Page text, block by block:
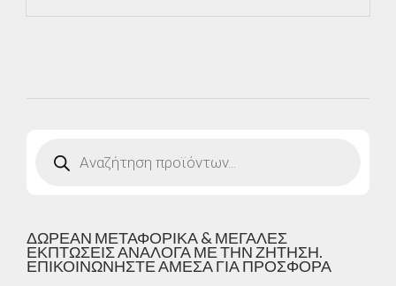
search
ΔΩΡΕΑΝ ΜΕΤΑΦΟΡΙΚΑ & ΜΕΓΑΛΕΣ
ΕΚΠΤΩΣΕΙΣ ΑΝΑΛΟΓΑ ΜΕ ΤΗΝ ΖΗΤΗΣΗ.
ΕΠΙΚΟΙΝΩΝΗΣΤΕ ΑΜΕΣΑ ΓΙΑ ΠΡΟΣΦΟΡΑ